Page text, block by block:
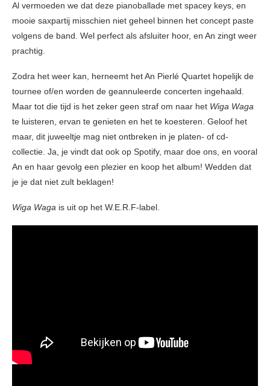
Al vermoeden we dat deze pianoballade met spacey keys, en
mooie saxpartij misschien niet geheel binnen het concept paste
volgens de band. Wel perfect als afsluiter hoor, en An zingt weer
prachtig.
Zodra het weer kan, herneemt het An Pierlé Quartet hopelijk de
tournee of/en worden de geannuleerde concerten ingehaald.
Maar tot die tijd is het zeker geen straf om naar het Wiga Waga
te luisteren, ervan te genieten en het te koesteren. Geloof het
maar, dit juweeltje mag niet ontbreken in je platen- of cd-
collectie. Ja, je vindt dat ook op Spotify, maar doe ons, en vooral
An en haar gevolg een plezier en koop het album! Wedden dat
je je dat niet zult beklagen!
Wiga Waga is uit op het W.E.R.F-label.